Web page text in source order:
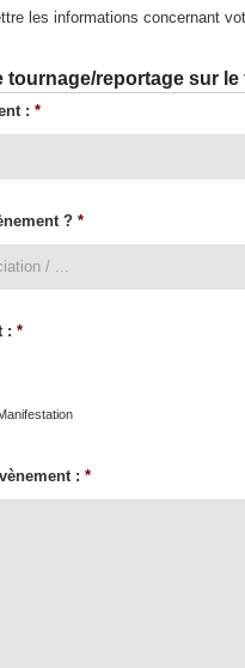
les informations concernant
tournage/reportage sur le
: *
? *
: *
: *